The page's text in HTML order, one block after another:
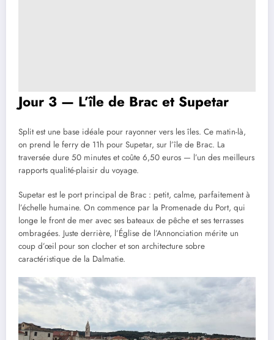
Jour 3 — L’île de Brac et Supetar
Split est une base idéale pour rayonner vers les îles. Ce matin-là,
on prend le ferry de 11h pour Supetar, sur l’île de Brac. La
traversée dure 50 minutes et coûte 6,50 euros — l’un des meilleurs
rapports qualité-plaisir du voyage.
Supetar est le port principal de Brac : petit, calme, parfaitement à
l’échelle humaine. On commence par la Promenade du Port, qui
longe le front de mer avec ses bateaux de pêche et ses terrasses
ombragées. Juste derrière, l’Église de l’Annonciation mérite un
coup d’œil pour son clocher et son architecture sobre
caractéristique de la Dalmatie.